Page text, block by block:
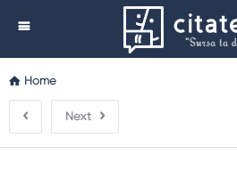
Home
Next